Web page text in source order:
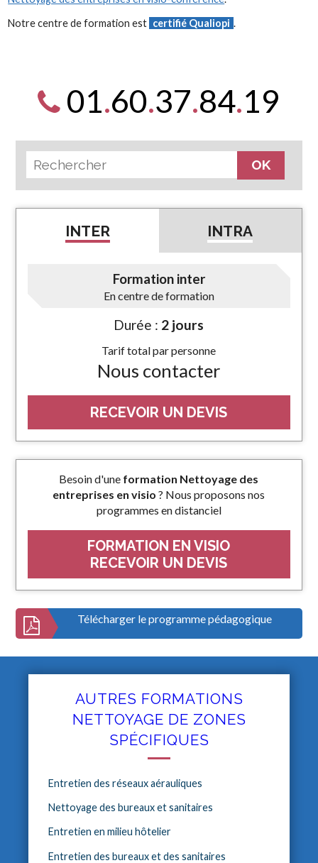
Notre centre de formation est certifié Qualiopi .
01.60.37.84.19
INTER INTRA
Formation inter
En centre de formation
Durée : 2 jours
Tarif total par personne
Nous contacter
RECEVOIR UN DEVIS
Besoin d'une formation Nettoyage des
entreprises en visio ? Nous proposons nos
programmes en distanciel
FORMATION EN VISIO
RECEVOIR UN DEVIS
Télécharger le programme pédagogique
AUTRES FORMATIONS
NETTOYAGE DE ZONES
SPÉCIFIQUES
Entretien des réseaux aérauliques
Nettoyage des bureaux et sanitaires
Entretien en milieu hôtelier
Entretien des bureaux et des sanitaires